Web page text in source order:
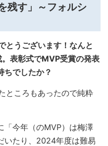
残す」～フォルシ
うございます！なんと
表彰式でMVP受賞の発表
ちでしたか？
ところもあったので純粋
「今年（のMVP）は梅澤
いたり、2024年度は難易